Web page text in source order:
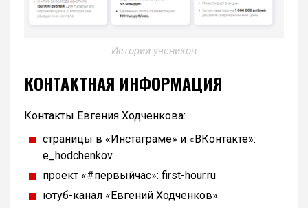
Истории учеников
КОНТАКТНАЯ ИНФОРМАЦИЯ
Контакты Евгения Ходченкова:
страницы в «Инстаграме» и «ВКонтакте»:
e_hodchenkov
проект «#первыйчас»: first-hour.ru
ютуб-канал «Евгений Ходченков»